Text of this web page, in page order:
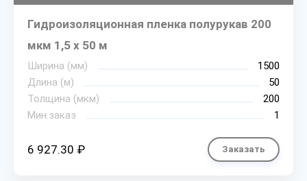
Гидроизоляционная пленка полурукав 200
мкм 1,5 х 50 м
Ширина (мм)
1500
Длина (м)
50
Толщина (мкм)
200
Мин.заказ
1
6 927.30 ₽ Заказать